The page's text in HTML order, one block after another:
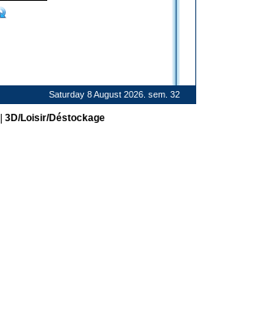
Saturday 8 August 2026. sem. 32
3D/Loisir/Déstockage